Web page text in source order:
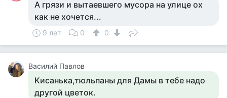
А грязи и вытаевшего мусора на улице ох
как не хочется...
9 лет 0 0
Василий Павлов
Кисанька,тюльпаны для Дамы в тебе надо
другой цветок.